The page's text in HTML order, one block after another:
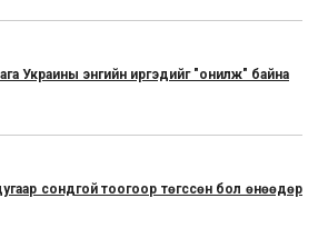
Украины энгийн иргэдийг "онилж" байна
сондгой тоогоор төгссөн бол өнөөдөр